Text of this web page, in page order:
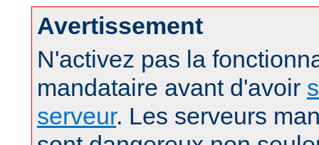
Avertissement
N'activez pas la
mandataire avant d'avoir
serveur. Les serveurs